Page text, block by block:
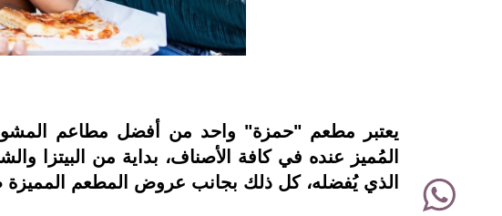
WhatsApp
instagramيعتبر مطعم "حمزة" واحد من أفضل مطاعم
المُميز عنده في كافة الأصناف، بداية من البيتزا
الذي يُفضله، كل ذلك بجانب عروض المطعم